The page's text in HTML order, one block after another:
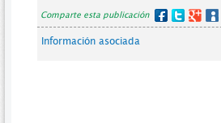
Comparte esta publicación
Información asociada